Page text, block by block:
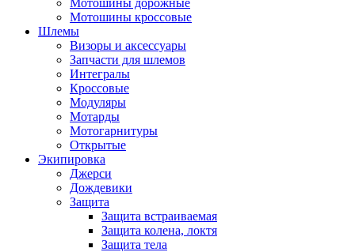
Мотошины дорожные
Мотошины кроссовые
Шлемы
Визоры и аксессуары
Запчасти для шлемов
Интегралы
Кроссовые
Модуляры
Мотарды
Мотогарнитуры
Открытые
Экипировка
Джерси
Дождевики
Защита
Защита встраиваемая
Защита колена, локтя
Защита тела